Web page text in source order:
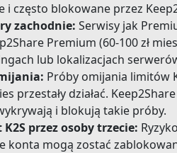
i często blokowane przez
zachodnie: Serwisy jak
Premium (60-100 zł
lub lokalizacjach
Próby omijania limitów
przestały działać.
i blokują takie próby.
przez osoby trzecie:
konta mogą zostać